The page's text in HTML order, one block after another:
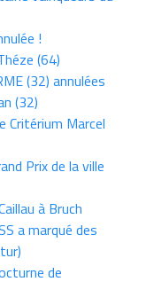
!
(64)
(32) annulées
(32)
Critérium Marcel
Prix de la ville
à Bruch
a marqué des
de